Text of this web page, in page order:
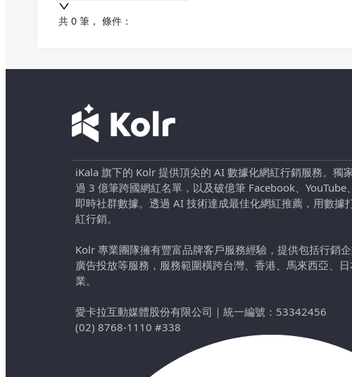
共 0 筆 ， 條件：
iKala 旗下的 Kolr 提供頂尖的 AI 數據化網紅行銷服務。獨
過 3 億筆跨國網紅名單，以及破億筆 Facebook、
即時社群數據。透過 AI 技術達成最佳化網紅推薦，用數據
紅行銷。
Kolr 專業團隊擁有豐富品牌客戶服務經驗，提供包括行銷
廣告投放等服務，服務範圍橫跨台灣、香港、馬來西亞、
業。
愛卡拉互動媒體股份有限公司 ｜ 統一編號：53342456
(02) 8768-1110 #338